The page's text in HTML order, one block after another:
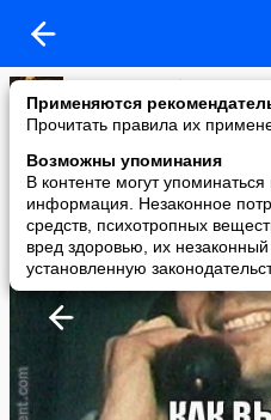
Применяются
Прочитать правила их
Возможны упоминания
В контенте могут
информация. Незаконное
средств, психотропных
вред здоровью, их
установленную
владимир рябченко
added a photo
12 Apr в 10:16